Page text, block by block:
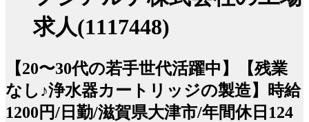
求人(1117448)
【20〜30代の若手世代活躍中】【残業
なし♪浄水器カートリッジの製造】時給
1200円/日勤/滋賀県大津市/年間休日124